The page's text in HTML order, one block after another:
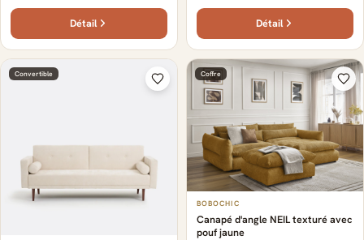
Détail Détail
Convertible Coffre
BOBOCHIC
Canapé d'angle NEIL texturé avec
pouf jaune